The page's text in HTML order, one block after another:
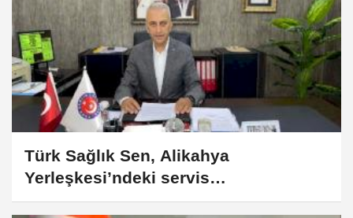
Türk Sağlık Sen, Alikahya
Yerleşkesi’ndeki servis
mağduriyetinin takibinde